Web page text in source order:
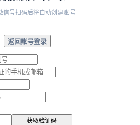
信号扫码后将自动创建账号
返回账号登录
获取验证码